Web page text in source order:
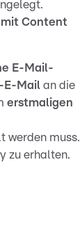
Content
E-Mail-
E-Mail an die
erstmaligen
werden muss.
zu erhalten.